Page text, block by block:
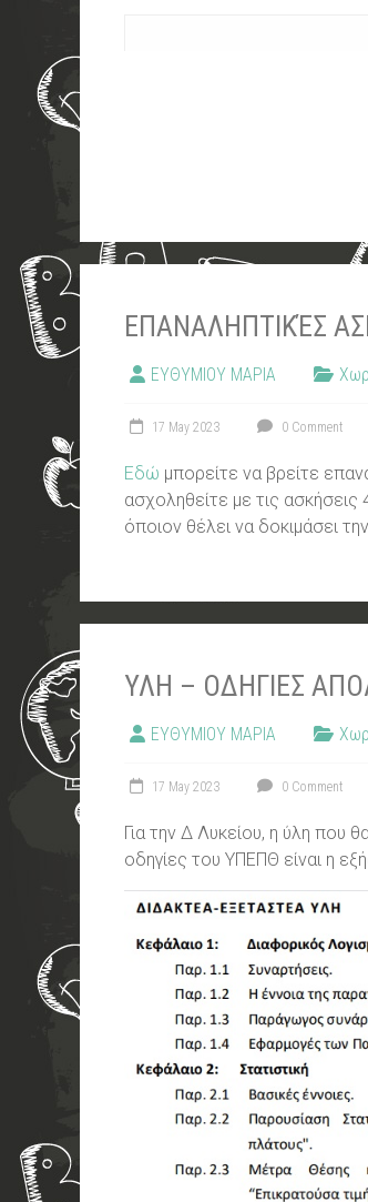
ΕΠΑΝΑΛΗΠΤΙΚΈΣ
ΕΥΘΥΜΙΟΥ ΜΑΡΙΑ
17 May 2023 0 Comment
Εδώ μπορείτε να βρείτε
ασχοληθείτε με τις
όποιον θέλει να δοκιμάσει
ΥΛΗ – ΟΔΗΓΙΕΣ
ΕΥΘΥΜΙΟΥ ΜΑΡΙΑ
17 May 2023 0 Comment
Για την Δ Λυκείου, η ύλη που
οδηγίες του ΥΠΕΠΘ είναι η